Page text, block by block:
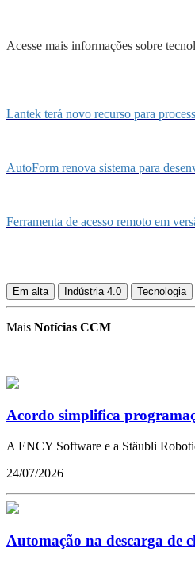
Acesse mais informações sobre
Lantek terá novo recurso para
AutoForm renova sistema para
Ferramenta de acesso remoto em
Em alta Indústria 4.0 Tecnologia
Mais Notícias CCM
Acordo simplifica
A ENCY Software e a Stäubli
24/07/2026
Automação na descarga de